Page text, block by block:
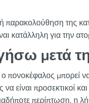
παρακολούθηση
κατάλληλη για την
μετά
πονοκέφαλος μπορεί
είναι προσεκτικοί
περίπτωση, η